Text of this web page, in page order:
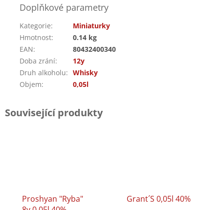
Doplňkové parametry
Kategorie:
Miniaturky
Hmotnost:
0.14 kg
EAN:
80432400340
Doba zrání:
12y
Druh alkoholu: Whisky
Objem: 0,05l
Související produkty
Proshyan "Ryba"
Grant´s 0,05l 40%